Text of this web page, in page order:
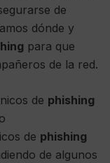
de
dónde y
para que
de la red.
de phishing
de phishing
de algunos